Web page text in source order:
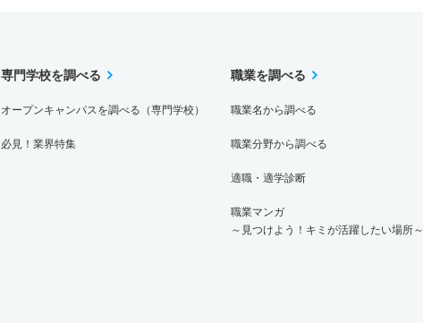
専門学校を調べる
オープンキャンパスを調べる（専門学校）
必見！業界特集
職業を調べる
職業名から調べる
職業分野から調べる
適職・適学診断
職業マンガ
～見つけよう！キミが活躍したい場所～